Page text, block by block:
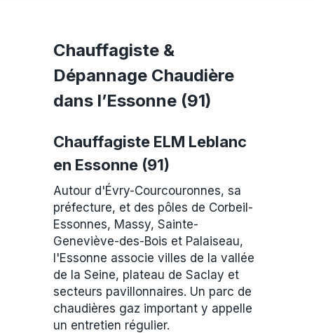
Chauffagiste &
Dépannage Chaudière
dans l’Essonne (91)
Chauffagiste ELM Leblanc
en Essonne (91)
Autour d'Évry-Courcouronnes, sa
préfecture, et des pôles de Corbeil-
Essonnes, Massy, Sainte-
Geneviève-des-Bois et Palaiseau,
l'Essonne associe villes de la vallée
de la Seine, plateau de Saclay et
secteurs pavillonnaires. Un parc de
chaudières gaz important y appelle
un entretien régulier.